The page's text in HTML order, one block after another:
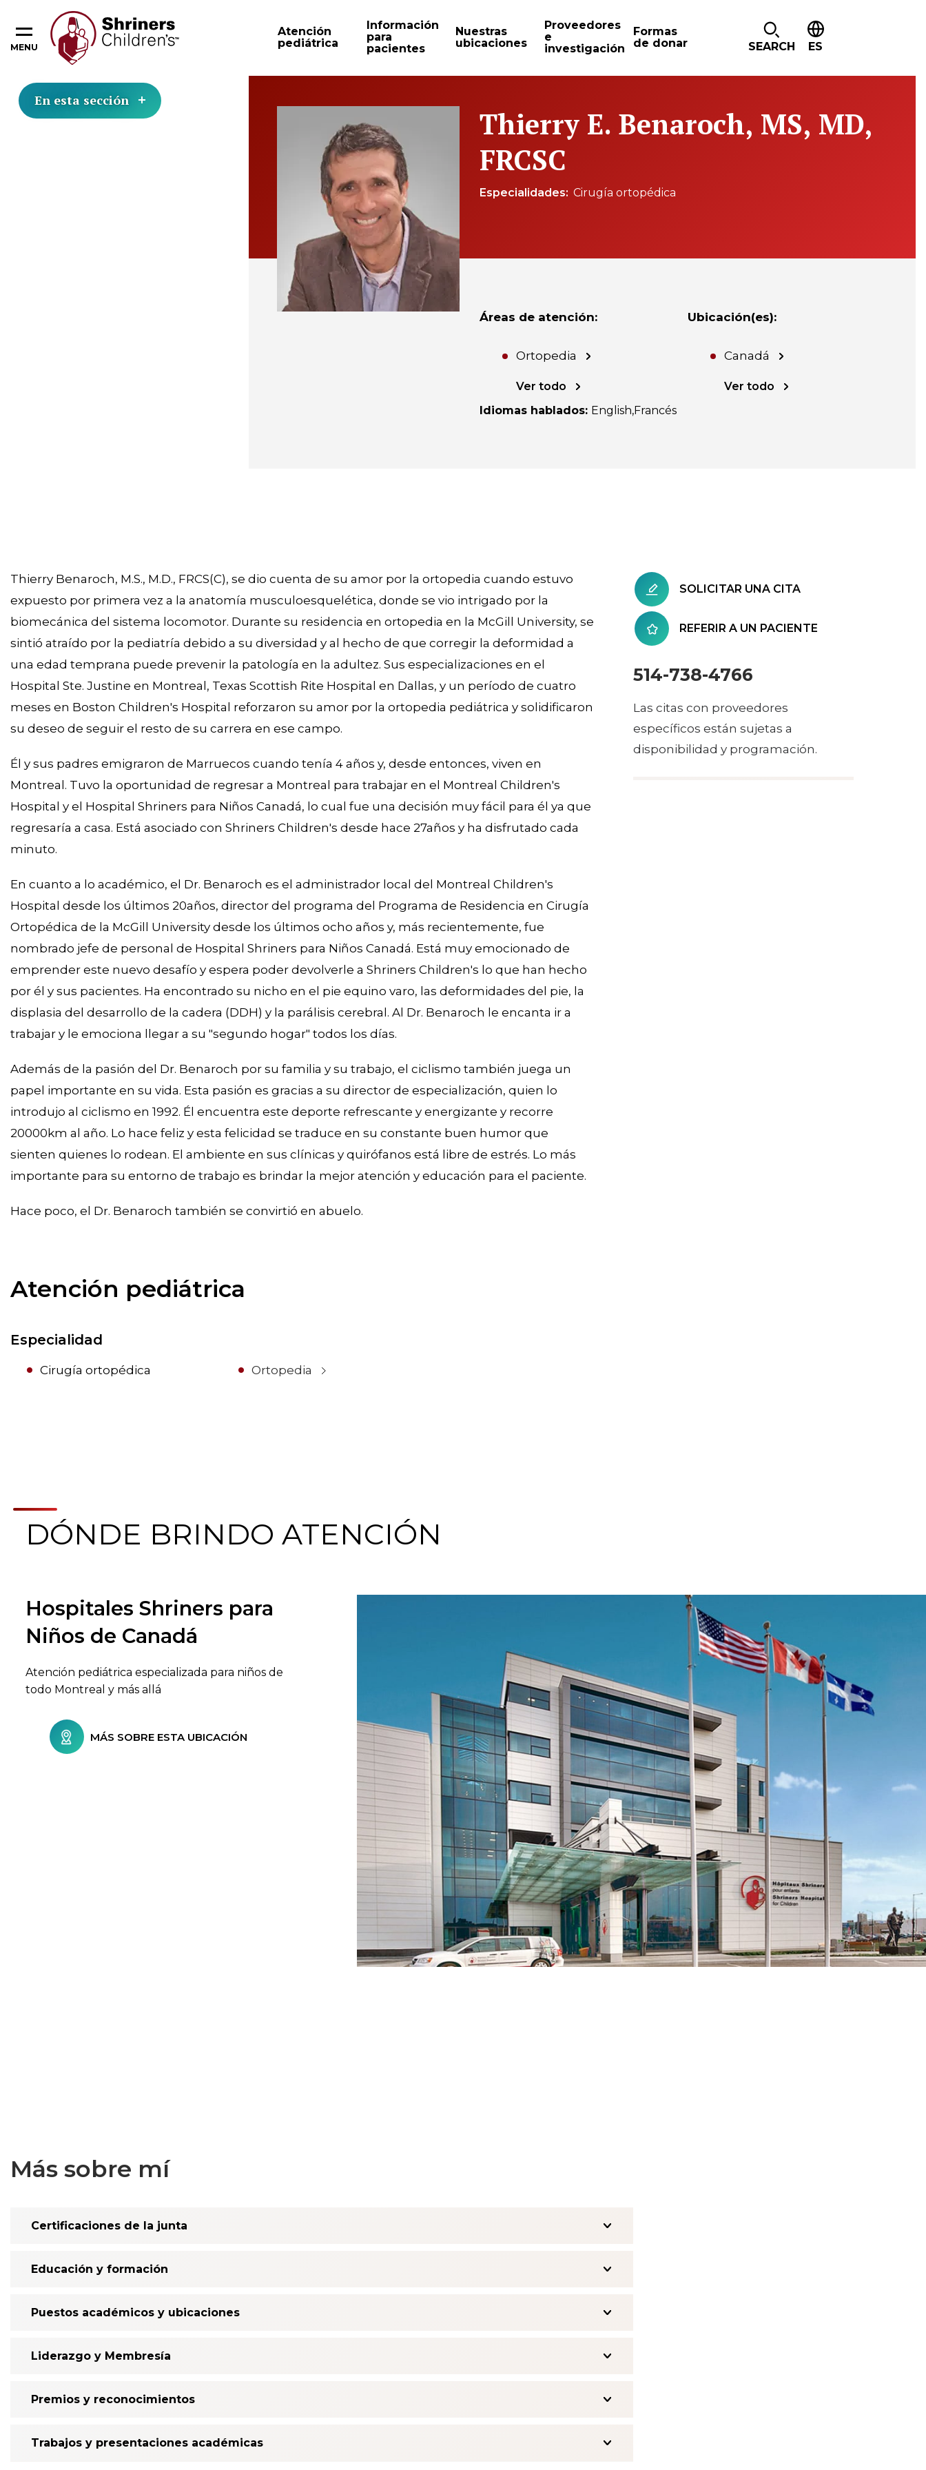
MENU
Atención
pediátrica
Información
para
pacientes
Nuestras
ubicaciones
Proveedores
e
investigación
Formas
de donar
SEARCH ES
En esta sección
Thierry E. Benaroch, MS, MD,
FRCSC
Especialidades Cirugía ortopédica
Áreas de atención:
Ortopedia
Ver todo
Ubicación(es):
Canadá
Ver todo
Idiomas hablados: English Francés
Thierry Benaroch, M.S., M.D., FRCS(C), se dio cuenta de su amor por la ortopedia cuando estuvo
expuesto por primera vez a la anatomía musculoesquelética, donde se vio intrigado por la
biomecánica del sistema locomotor. Durante su residencia en ortopedia en la McGill University, se
sintió atraído por la pediatría debido a su diversidad y al hecho de que corregir la deformidad a
una edad temprana puede prevenir la patología en la adultez. Sus especializaciones en el
Hospital Ste. Justine en Montreal, Texas Scottish Rite Hospital en Dallas, y un período de cuatro
meses en Boston Children's Hospital reforzaron su amor por la ortopedia pediátrica y solidificaron
su deseo de seguir el resto de su carrera en ese campo.
Él y sus padres emigraron de Marruecos cuando tenía 4 años y, desde entonces, viven en
Montreal. Tuvo la oportunidad de regresar a Montreal para trabajar en el Montreal Children's
Hospital y el Hospital Shriners para Niños Canadá, lo cual fue una decisión muy fácil para él ya que
regresaría a casa. Está asociado con Shriners Children's desde hace 27años y ha disfrutado cada
minuto.
En cuanto a lo académico, el Dr. Benaroch es el administrador local del Montreal Children's
Hospital desde los últimos 20años, director del programa del Programa de Residencia en Cirugía
Ortopédica de la McGill University desde los últimos ocho años y, más recientemente, fue
nombrado jefe de personal de Hospital Shriners para Niños Canadá. Está muy emocionado de
emprender este nuevo desafío y espera poder devolverle a Shriners Children's lo que han hecho
por él y sus pacientes. Ha encontrado su nicho en el pie equino varo, las deformidades del pie, la
displasia del desarrollo de la cadera (DDH) y la parálisis cerebral. Al Dr. Benaroch le encanta ir a
trabajar y le emociona llegar a su "segundo hogar" todos los días.
Además de la pasión del Dr. Benaroch por su familia y su trabajo, el ciclismo también juega un
papel importante en su vida. Esta pasión es gracias a su director de especialización, quien lo
introdujo al ciclismo en 1992. Él encuentra este deporte refrescante y energizante y recorre
20000km al año. Lo hace feliz y esta felicidad se traduce en su constante buen humor que
sienten quienes lo rodean. El ambiente en sus clínicas y quirófanos está libre de estrés. Lo más
importante para su entorno de trabajo es brindar la mejor atención y educación para el paciente.
Hace poco, el Dr. Benaroch también se convirtió en abuelo.
Atención pediátrica
Especialidad
Cirugía ortopédica Ortopedia
SOLICITAR UNA CITA
REFERIR A UN PACIENTE
514-738-4766
Las citas con proveedores
específicos están sujetas a
disponibilidad y programación.
DÓNDE BRINDO ATENCIÓN
Buscar centros de atención
Hospitales Shriners para
Niños de Canadá
Atención pediátrica especializada para niños de
todo Montreal y más allá
MÁS SOBRE ESTA UBICACIÓN
Más sobre mí
Certificaciones de la junta
Educación y formación
Puestos académicos y ubicaciones
Liderazgo y Membresía
Premios y reconocimientos
Trabajos y presentaciones académicas